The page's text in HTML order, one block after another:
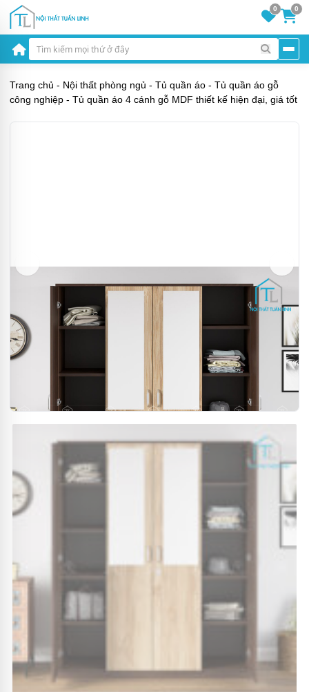
0 0
Trang chủ - Nội thất phòng ngủ - Tủ quần áo - Tủ quần áo gỗ
công nghiệp - Tủ quần áo 4 cánh gỗ MDF thiết kế hiện đại, giá tốt